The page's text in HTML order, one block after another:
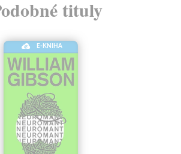
tituly
E-KNIHA